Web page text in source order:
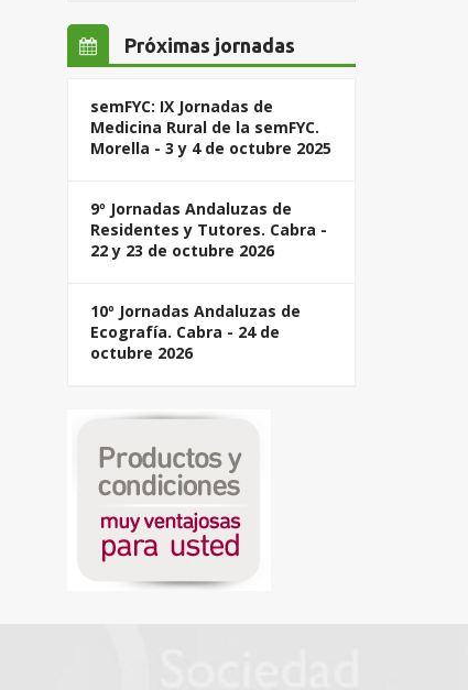
Próximas jornadas
semFYC: IX Jornadas de
Medicina Rural de la semFYC.
Morella - 3 y 4 de octubre 2025
9º Jornadas Andaluzas de
Residentes y Tutores. Cabra -
22 y 23 de octubre 2026
10º Jornadas Andaluzas de
Ecografía. Cabra - 24 de
octubre 2026